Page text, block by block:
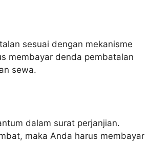
sesuai dengan mekanisme
membayar denda pembatalan
sewa.
dalam surat perjanjian.
maka Anda harus membayar